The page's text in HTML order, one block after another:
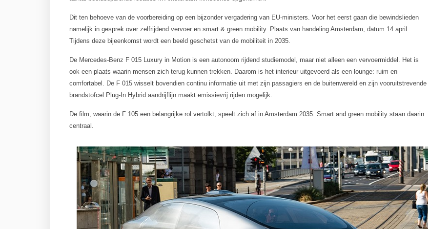
Dit ten behoeve van de voorbereiding op een bijzonder vergadering van EU-ministers. Voor het eerst gaan die bewindslieden
namelijk in gesprek over zelfrijdend vervoer en smart & green mobility. Plaats van handeling Amsterdam, datum 14 april.
Tijdens deze bijeenkomst wordt een beeld geschetst van de mobiliteit in 2035.
De Mercedes-Benz F 015 Luxury in Motion is een autonoom rijdend studiemodel, maar niet alleen een vervoermiddel. Het is
ook een plaats waarin mensen zich terug kunnen trekken. Daarom is het interieur uitgevoerd als een lounge: ruim en
comfortabel. De F 015 wisselt bovendien continu informatie uit met zijn passagiers en de buitenwereld en zijn vooruitstrevende
brandstofcel Plug-In Hybrid aandrijflijn maakt emissievrij rijden mogelijk.
De film, waarin de F 105 een belangrijke rol vertolkt, speelt zich af in Amsterdam 2035. Smart and green mobility staan daarin
centraal.